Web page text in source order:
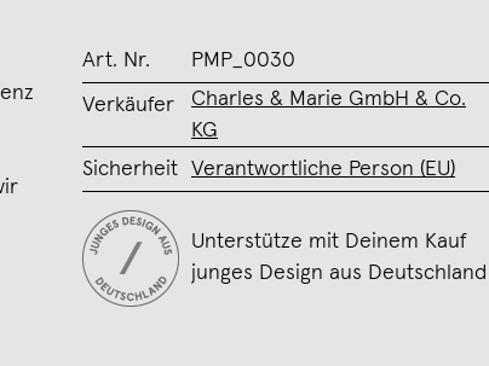
Art. Nr. PMP_0030
Verkäufer
Charles & Marie GmbH & Co.
KG
Sicherheit
Verantwortliche Person (EU)
Unterstütze mit Deinem Kauf
junges Design aus Deutschland